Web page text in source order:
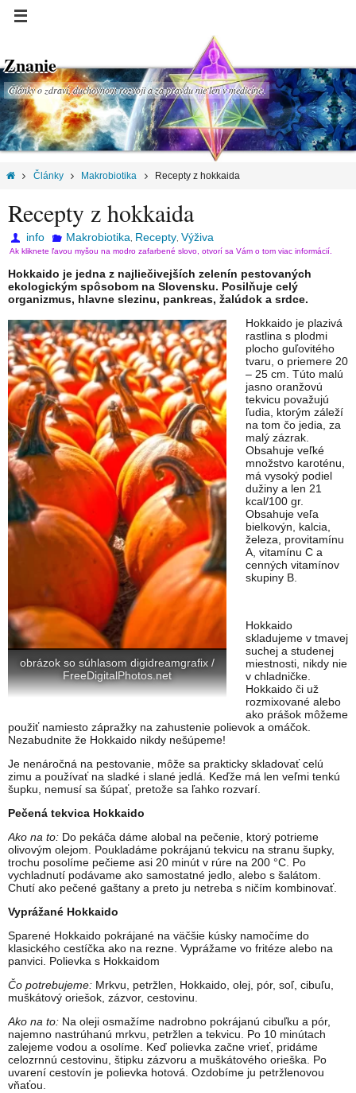
Znanie
Články o zdraví, duchovnom rozvoji a za pravdu nie len v medicíne.
Články Makrobiotika Recepty z hokkaida
Recepty z hokkaida
info Makrobiotika Recepty, Výživa
Ak kliknete ľavou myšou na modro zafarbené slovo, otvorí sa Vám o tom viac informácií.
Hokkaido je jedna z najliečivejších zelenín pestovaných
ekologickým spôsobom na Slovensku. Posilňuje celý
organizmus, hlavne slezinu, pankreas, žalúdok a srdce.
obrázok so súhlasom digidreamgrafix /
FreeDigitalPhotos.net
Hokkaido je plazivá
rastlina s plodmi
plocho guľovitého
tvaru, o priemere 20
– 25 cm. Túto malú
jasno oranžovú
tekvicu považujú
ľudia, ktorým záleží
na tom čo jedia, za
malý zázrak.
Obsahuje veľké
množstvo karoténu,
má vysoký podiel
dužiny a len 21
kcal/100 gr.
Obsahuje veľa
bielkovýn, kalcia,
železa, provitamínu
A, vitamínu C a
cenných vitamínov
skupiny B.
Hokkaido
skladujeme v tmavej
suchej a studenej
miestnosti, nikdy nie
v chladničke.
Hokkaido či už
rozmixované alebo
ako prášok môžeme
použiť namiesto zápražky na zahustenie polievok a omáčok.
Nezabudnite že Hokkaido nikdy nešúpeme!
Je nenáročná na pestovanie, môže sa prakticky skladovať celú
zimu a používať na sladké i slané jedlá. Keďže má len veľmi tenkú
šupku, nemusí sa šúpať, pretože sa ľahko rozvarí.
Pečená tekvica Hokkaido
Ako na to: Do pekáča dáme alobal na pečenie, ktorý potrieme
olivovým olejom. Poukladáme pokrájanú tekvicu na stranu šupky,
trochu posolíme pečieme asi 20 minút v rúre na 200 °C. Po
vychladnutí podávame ako samostatné jedlo, alebo s šalátom.
Chutí ako pečené gaštany a preto ju netreba s ničím kombinovať.
Vyprážané Hokkaido
Sparené Hokkaido pokrájané na väčšie kúsky namočíme do
klasického cestíčka ako na rezne. Vyprážame vo fritéze alebo na
panvici. Polievka s Hokkaidom
Čo potrebujeme: Mrkvu, petržlen, Hokkaido, olej, pór, soľ, cibuľu,
muškátový oriešok, zázvor, cestovinu.
Ako na to: Na oleji osmažíme nadrobno pokrájanú cibuľku a pór,
najemno nastrúhanú mrkvu, petržlen a tekvicu. Po 10 minútach
zalejeme vodou a osolíme. Keď polievka začne vrieť, pridáme
celozrnnú cestovinu, štipku zázvoru a muškátového orieška. Po
uvarení cestovín je polievka hotová. Ozdobíme ju petržlenovou
vňaťou.